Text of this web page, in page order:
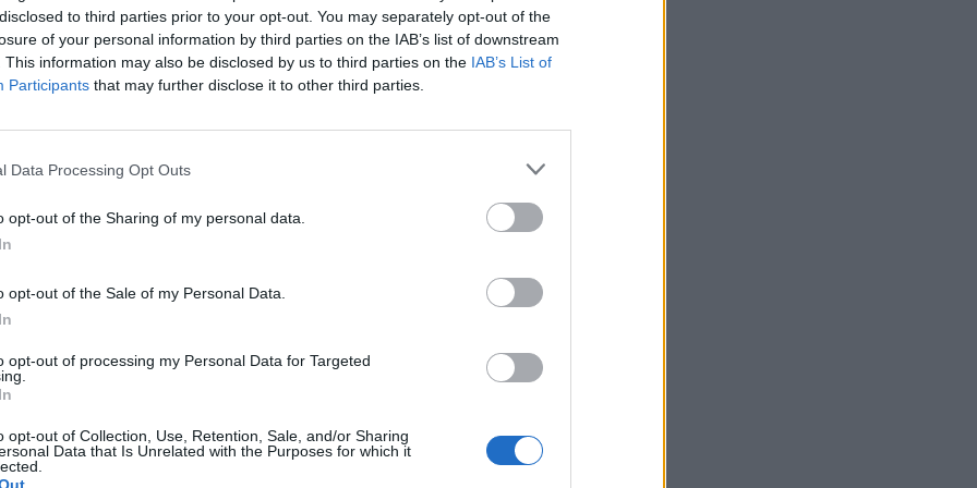
to third parties prior to your opt-out. You may separately opt-out of the
of your personal information by third parties on the IAB’s list of downstream
This information may also be disclosed by us to third parties on the IAB’s List of
Participants that may further disclose it to other third parties.
Data Processing Opt Outs
opt-out of the Sharing of my personal data.
opt-out of the Sale of my Personal Data.
opt-out of processing my Personal Data for Targeted
opt-out of Collection, Use, Retention, Sale, and/or Sharing
Data that Is Unrelated with the Purposes for which it
38χρονης αλλοδαπής, η σορός της οποίας
στην περιοχή Κάζα Βιλίων Αττικής και για
10-2020 στο Τμήμα Ασφαλείας Ομονοίας.
έρευνα του Τμήματος Δίωξης
Αττικής, ως δράστης ταυτοποιήθηκε
ο οποίος και συνελήφθη σήμερα,
σύλληψης.
δράστης και η 38χρονη
ότι το θύμα συνήθιζε να δανείζει
σε καζίνο. Μάλιστα, σύμφωνα με
έντοκους δανεισμούς που έκανε, συνήθως